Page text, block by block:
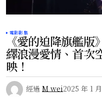
電影影集
《愛的迫降旗艦
繹浪漫愛情、首次
映！
經過 M wei2025 年 1